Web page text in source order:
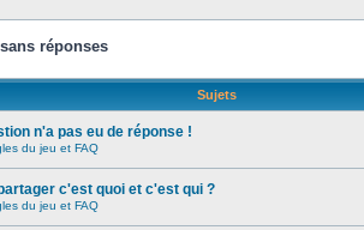
réponses
Sujets
n'a pas eu de réponse !
du jeu et FAQ
c'est quoi et c'est qui ?
du jeu et FAQ